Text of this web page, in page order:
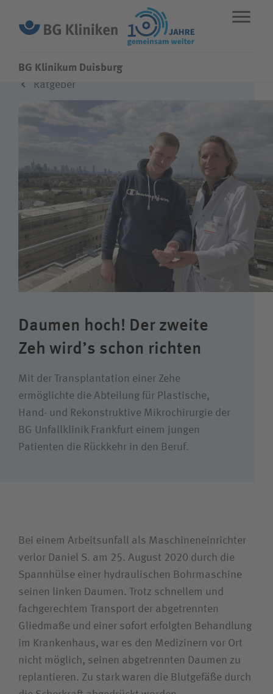
Leistungen
Über uns
Karriere
Wie können wir Ihnen helfen?
Suchwert
Ich bin
Unfallversicherungsträger
Zuweiserin / Zuweiser
Bewerberin /Bewerber
Journalistin / Journalist
BG Klinikum Duisburg
Ratgeber
Daumen hoch! Der zweite
Zeh wird’s schon richten
Mit der Transplantation einer Zehe
ermöglichte die Abteilung für Plastische,
Hand- und Rekonstruktive Mikrochirurgie der
BG Unfallklinik Frankfurt einem jungen
Patienten die Rückkehr in den Beruf.
Bei einem Arbeitsunfall als Maschineneinrichter
verlor Daniel S. am 25. August 2020 durch die
Spannhülse einer hydraulischen Bohrmaschine
seinen linken Daumen. Trotz schnellem und
fachgerechtem Transport der abgetrennten
Gliedmaße und einer sofort erfolgten Behandlung
im Krankenhaus, war es den Medizinern vor Ort
nicht möglich, seinen abgetrennten Daumen zu
replantieren. Zu stark waren die Blutgefäße durch